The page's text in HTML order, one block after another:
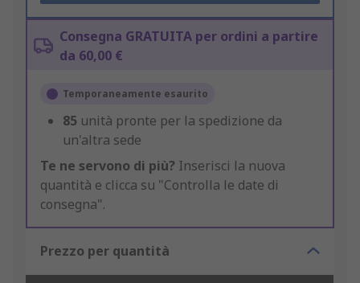
Consegna GRATUITA per ordini a partire
da 60,00 €
Temporaneamente esaurito
85 unità pronte per la spedizione da
un'altra sede
Te ne servono di più? Inserisci la nuova
quantità e clicca su "Controlla le date di
consegna".
Prezzo per quantità